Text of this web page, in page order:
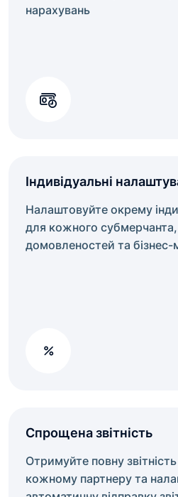
нарахувань
Індивідуальні
Налаштовуйте окрему
для кожного субмерчанта,
домовленостей та
Спрощена звітність
Отримуйте повну
кожному партнеру та